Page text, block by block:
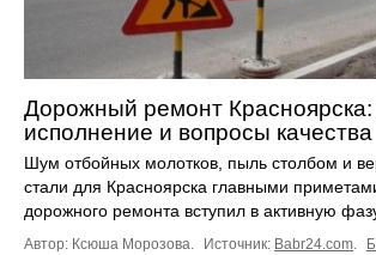
Дорожный ремонт
исполнение и вопросы качества
Шум отбойных молотков, пыль столбом и
стали для Красноярска главными
дорожного ремонта вступил в активную
Автор: Ксюша Морозова. Источник: Babr24.com.